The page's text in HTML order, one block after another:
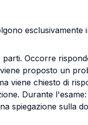
esclusivamente
Occorre
proposto un
viene chiesto di
Durante l'esame:
spiegazione sulla